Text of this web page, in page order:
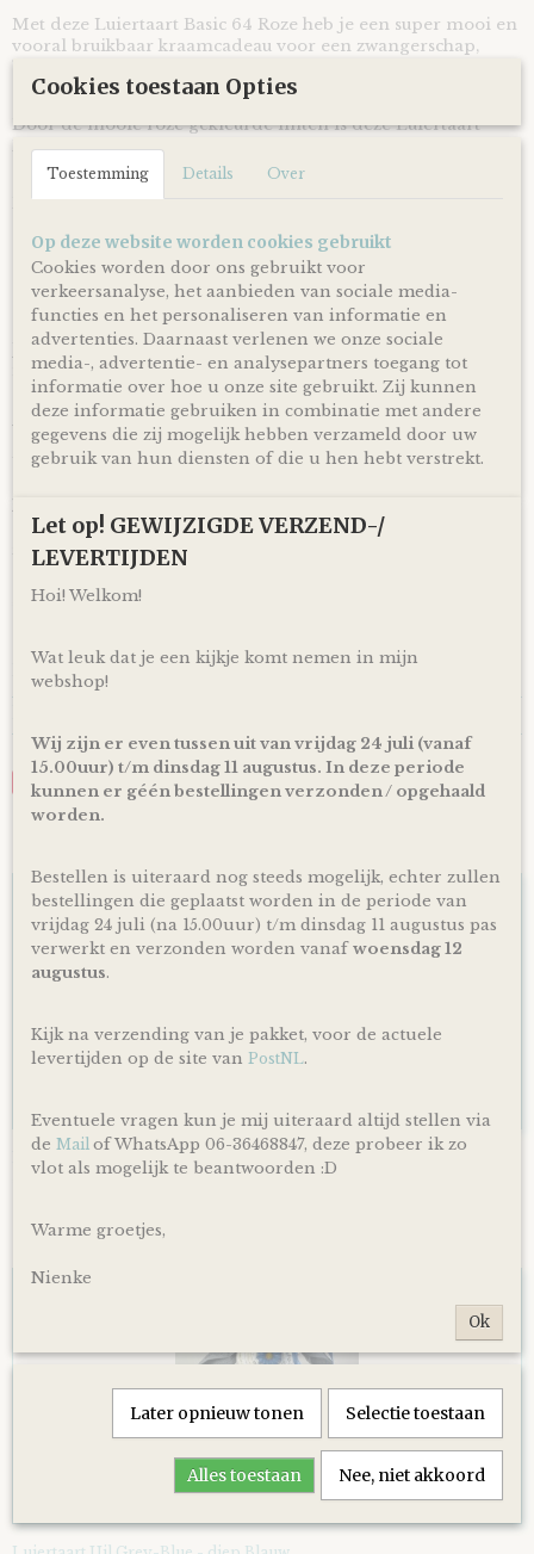
Met deze Luiertaart Basic 64 Roze heb je een super mooi en
vooral bruikbaar kraamcadeau voor een zwangerschap,
en leuk om te geven!
Door de mooie roze gekleurde linten is deze Luiertaart
Basic 64 Roze volgens traditie ideaal geschikt om cadeau te
geven bij de komst of geboorte van een meisje.
De luiertaart wordt op een kartonnen onderplaat geplaatst
doorzichtig folie en lint, zodat je hemdirect cadeau kunt
doen!
Ophalen & Verzenden
Je kunt je bestelling dagelijks,op afspraak, komen ophalen
in Kloosterveen Assen.
Of je laat je bestellinggratisbinnen Nederland verzenden*
via PostNL pakketservice inclusief track en trace code!
Uiteraard is rechtstreeks verzending naar de kersverse
kan je een eigen wens of berichtje aan de ouders (to be)
achterlaten in het opmerkingen veld bij het bestellen en zo
zorg ik ervoor dat er een kaartje toegevoegd wordt aan je
cadeau!
*Producten, op voorraad, worden binnen 1-4 werkdagen
de dienstregeling van PostNL. Kijk voor de actuele
levertijden en dagen altijd op de site van PostNL.
Luiertaart Basic 64 Beige
Cookies toestaan Opties
Toestemming Details Over
Op deze website worden cookies gebruikt
Cookies worden door ons gebruikt voor
verkeersanalyse, het aanbieden van sociale media-
functies en het personaliseren van informatie en
advertenties. Daarnaast verlenen we onze sociale
media-, advertentie- en analysepartners toegang tot
informatie over hoe u onze site gebruikt. Zij kunnen
deze informatie gebruiken in combinatie met andere
gegevens die zij mogelijk hebben verzameld door uw
gebruik van hun diensten of die u hen hebt verstrekt.
Let op! GEWIJZIGDE VERZEND-/
LEVERTIJDEN
Hoi! Welkom!
Wat leuk dat je een kijkje komt nemen in mijn
webshop!
Wij zijn er even tussen uit van vrijdag 24 juli (vanaf
15.00uur) t/m dinsdag 11 augustus. In deze periode
kunnen er géén bestellingen verzonden / opgehaald
worden.
Bestellen is uiteraard nog steeds mogelijk, echter zullen
bestellingen die geplaatst worden in de periode van
vrijdag 24 juli (na 15.00uur) t/m dinsdag 11 augustus pas
verwerkt en verzonden worden vanafwoensdag 12
augustus.
Kijk na verzending van je pakket, voor de actuele
levertijden op de site van PostNL.
Eventuele vragen kun je mij uiteraard altijd stellen via
de Mail of WhatsApp 06-36468847, deze probeer ik zo
vlot als mogelijk te beantwoorden :D
Warme groetjes,
Nienke
Ok
Later opnieuw tonen Selectie toestaan
Alles toestaan Nee, niet akkoord